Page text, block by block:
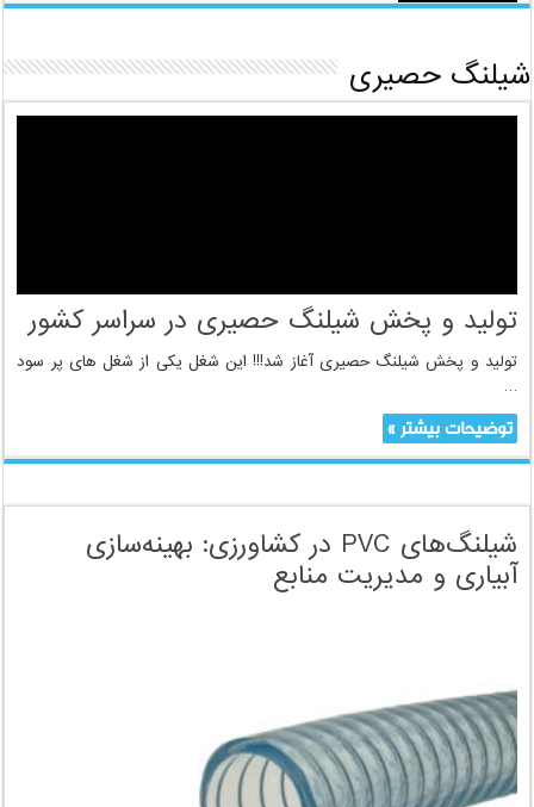
شیلنگ حصیری
تولید و پخش شیلنگ حصیری در سراسر کشور
تولید و پخش شیلنگ حصیری آغاز شد!!! این شغل یکی از شغل های پر سود
توضیحات بیشتر »